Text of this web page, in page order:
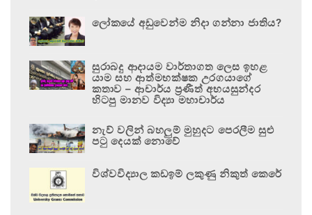
ලෝකයේ අඩුවෙන්ම නිදා ගන්නා ජාතිය?
සුරාබදු ආදායම වාර්තාගත ලෙස ඉහළ
යාම සහ ආත්මභක්ෂක උරගයාගේ
කතාව – ආචාර්ය ප්‍රණීත් අභයසුන්දර
හිටපු මානව විද්‍යා මහාචාර්ය
නැව් වලින් බහලුම් මුහුදට පෙරලීම සුළු
පටු දෙයක් නොවේ
විශ්වවිද්‍යාල කඩඉම් ලකුණු නිකුත් කෙරේ